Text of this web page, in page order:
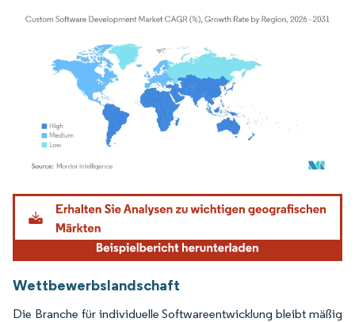
Bild © Mordor Intelligence. Wiederverwendung erfordert Namensnennung gemäß
Wettbewerbslandschaft
Die Branche für individuelle Softwareentwicklung bleibt mäßig